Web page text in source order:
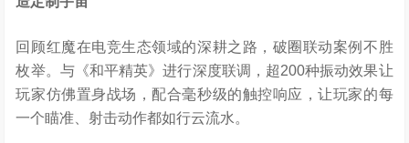
回顾红魔在电竞生态领域的深耕之路，破圈联动案例不胜
枚举。与《和平精英》进行深度联调，超200种振动效果让
玩家仿佛置身战场，配合毫秒级的触控响应，让玩家的每
一个瞄准、射击动作都如行云流水。​